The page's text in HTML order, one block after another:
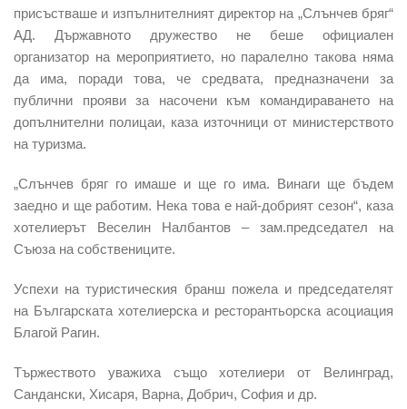
присъстваше и изпълнителният директор на „Слънчев бряг“
АД. Държавното дружество не беше официален
организатор на мероприятието, но паралелно такова няма
да има, поради това, че средвата, предназначени за
публични прояви за насочени към командираването на
допълнителни полицаи, каза източници от министерството
на туризма.
„Слънчев бряг го имаше и ще го има. Винаги ще бъдем
заедно и ще работим. Нека това е най-добрият сезон“, каза
хотелиерът Веселин Налбантов – зам.председател на
Съюза на собствениците.
Успехи на туристическия бранш пожела и председателят
на Българската хотелиерска и ресторантьорска асоциация
Благой Рагин.
Тържеството уважиха също хотелиери от Велинград,
Сандански, Хисаря, Варна, Добрич, София и др.